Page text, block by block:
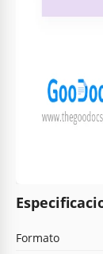
Formato